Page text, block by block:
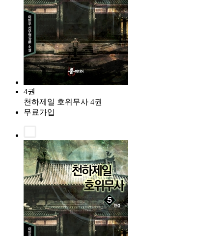
4권
천하제일 호위무사 4권
무료가입